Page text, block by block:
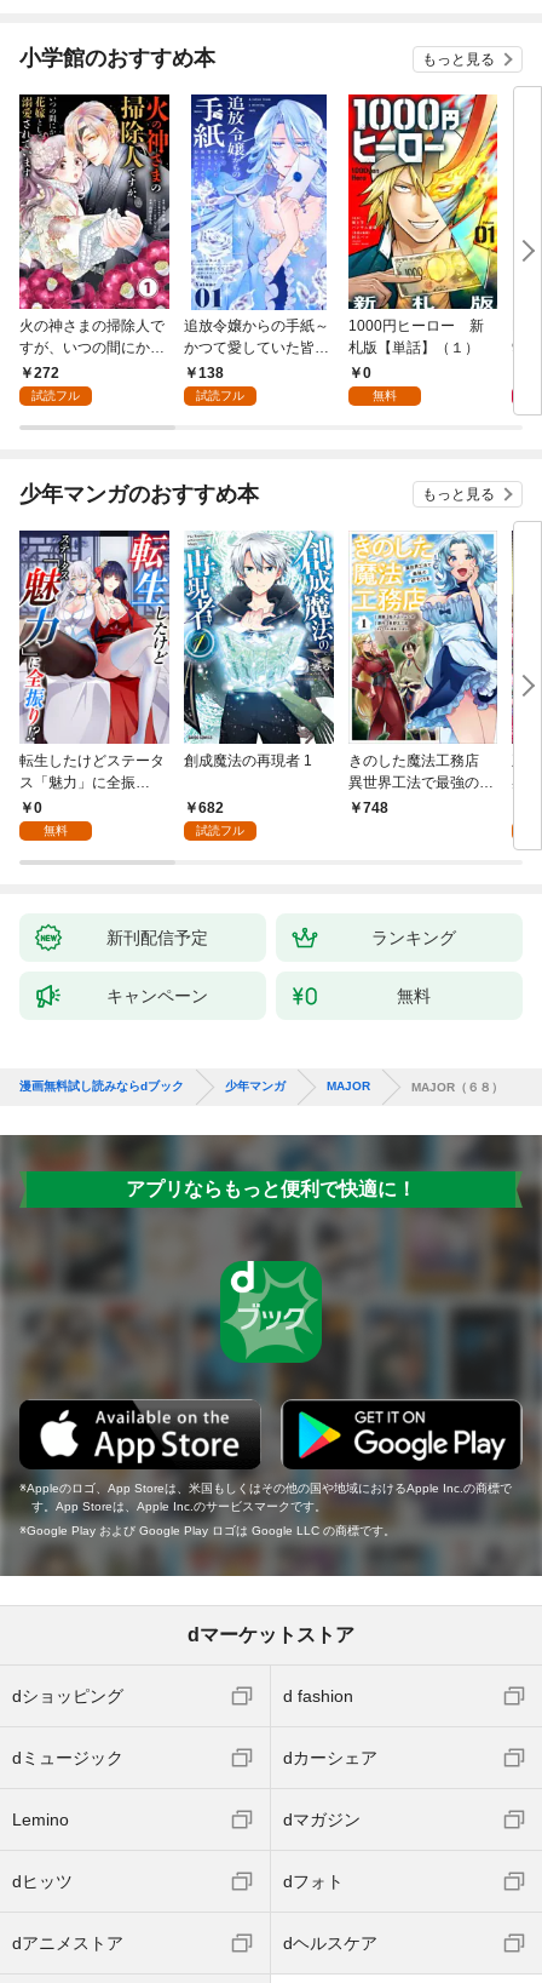
小学館のおすすめ本 もっと見る
火の神さまの掃除人で
すが、いつの間にか花
嫁として溺愛されてい
ます【単話】（１）
272
試読フル
追放令嬢からの手紙～
かつて愛していた皆さ
まへ 私のことなどお忘
れですか？～【単話】
138
試読フル
1000円ヒーロー 新
札版【単話】（１）
0
無料
9.5
少年マンガのおすすめ本 もっと見る
転生したけどステータ
ス「魅力」に全振
り！？(1)
0
無料
創成魔法の再現者 1
682
試読フル
きのした魔法工務店
異世界工法で最強の家
づくりを（コミック）
748
兆
る
新刊配信予定 ランキング
キャンペーン 無料
漫画無料試し読みならdブック 少年マンガ MAJOR MAJOR（６８）
アプリならもっと便利で快適に！
Appleのロゴ、App Storeは、米国もしくはその他の国や地域におけるApple Inc.の商標で
す。App Storeは、Apple Inc.のサービスマークです。
Google Play および Google Play ロゴは Google LLC の商標です。
dマーケットストア
dショッピング d fashion
dミュージック dカーシェア
Lemino dマガジン
dヒッツ dフォト
dアニメストア dヘルスケア